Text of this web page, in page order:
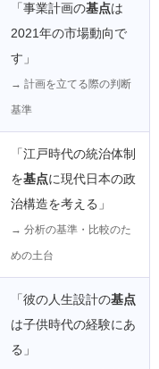
「事業計画の基点は
2021年の市場動向で
す」
→ 計画を立てる際の判断
基準
「江戸時代の統治体制
を基点に現代日本の政
治構造を考える」
→ 分析の基準・比較のた
めの土台
「彼の人生設計の基点
は子供時代の経験にあ
る」